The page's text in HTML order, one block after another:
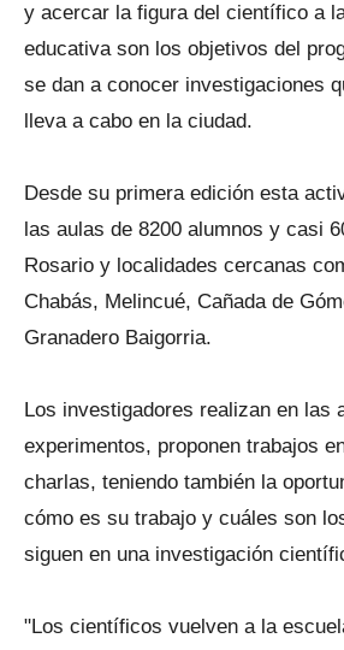
y acercar la figura del científico a
educativa son los objetivos del
se dan a conocer investigaciones
lleva a cabo en la ciudad.
Desde su primera edición esta
las aulas de 8200 alumnos y casi
Rosario y localidades cercanas
Chabás, Melincué, Cañada de
Granadero Baigorria.
Los investigadores realizan en las
experimentos, proponen trabajos
charlas, teniendo también la
cómo es su trabajo y cuáles son
siguen en una investigación
"Los científicos vuelven a la